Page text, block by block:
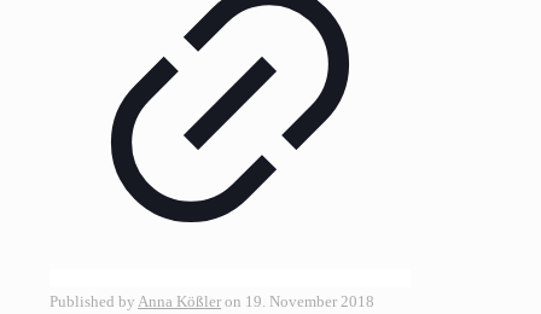
Published by Anna Kößler on 19. November 2018